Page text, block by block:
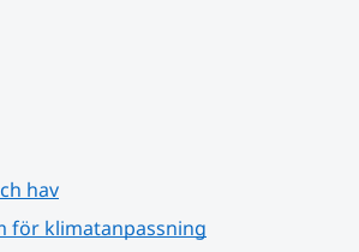
hav
för klimatanpassning